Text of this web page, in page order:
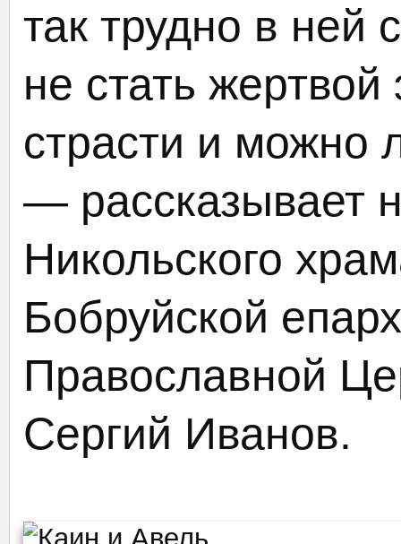
так трудно в ней
не стать жертвой
страсти и можно
— рассказывает
Никольского
Бобруйской
Православной
Сергий Иванов.